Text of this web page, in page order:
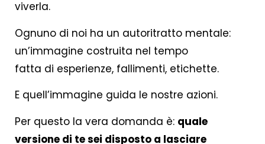
viverla.
Ognuno di noi ha un autoritratto mentale:
un’immagine costruita nel tempo
fatta di esperienze, fallimenti, etichette.
E quell’immagine guida le nostre azioni.
Per questo la vera domanda è: quale
versione di te sei disposto a lasciare